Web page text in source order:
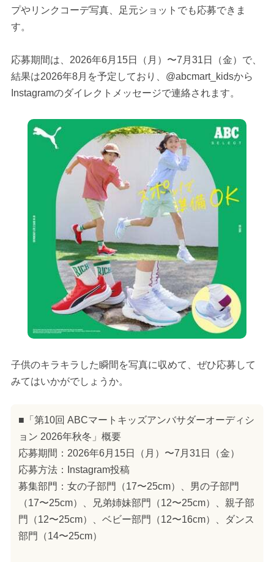
プやリンクコーデ写真、足元ショットでも応募できま
す。
応募期間は、2026年6月15日（月）〜7月31日（金）で、
結果は2026年8月を予定しており、@abcmart_kidsから
Instagramのダイレクトメッセージで連絡されます。
子供のキラキラした瞬間を写真に収めて、ぜひ応募して
みてはいかがでしょうか。
■「第10回 ABCマートキッズアンバサダーオーディシ
ョン 2026年秋冬」概要
応募期間：2026年6月15日（月）〜7月31日（金）
応募方法：Instagram投稿
募集部門：女の子部門（17〜25cm）、男の子部門
（17〜25cm）、兄弟姉妹部門（12〜25cm）、親子部
門（12〜25cm）、ベビー部門（12〜16cm）、ダンス
部門（14〜25cm）